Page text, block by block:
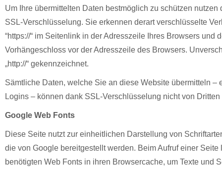
Um Ihre übermittelten Daten bestmöglich zu schützen
SSL-Verschlüsselung. Sie erkennen derart verschlüsselte
“https://“ im Seitenlink in der Adresszeile Ihres Browsers und
Vorhängeschloss vor der Adresszeile des Browsers.
„http://“ gekennzeichnet.
Sämtliche Daten, welche Sie an diese Website übermitteln –
Logins – können dank SSL-Verschlüsselung nicht von
Google Web Fonts
Diese Seite nutzt zur einheitlichen Darstellung von
die von Google bereitgestellt werden. Beim Aufruf einer Seite
benötigten Web Fonts in ihren Browsercache, um Texte und